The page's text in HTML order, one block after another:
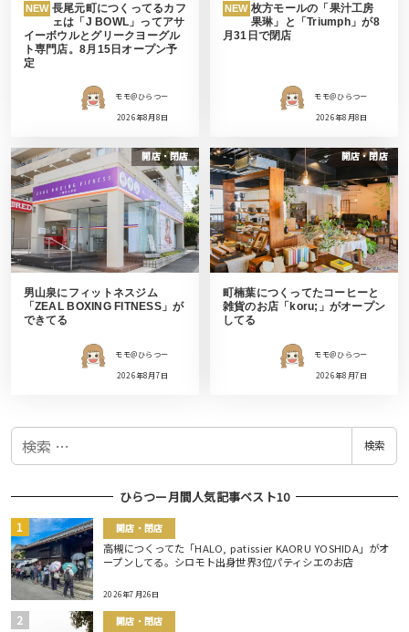
NEW 長尾元町につくってるカフ
ェは「J BOWL」ってアサ
イーボウルとグリークヨーグル
ト専門店。8月15日オープン予
定
モモ＠ひらつー
2026年8月8日
NEW 枚方モールの「果汁工房
果琳」と「Triumph」が8
月31日で閉店
モモ＠ひらつー
2026年8月8日
開店・閉店
男山泉にフィットネスジム
「ZEAL BOXING FITNESS」が
できてる
モモ＠ひらつー
2026年8月7日
開店・閉店
町楠葉につくってたコーヒーと
雑貨のお店「koru;」がオープン
してる
モモ＠ひらつー
2026年8月7日
検
検索
ひらつー月間人気記事ベスト10
開店・閉店
高槻につくってた「HALO, patissier KAORU YOSHIDA」がオ
ープンしてる。シロモト出身世界3位パティシエのお店
2026年7月26日
開店・閉店